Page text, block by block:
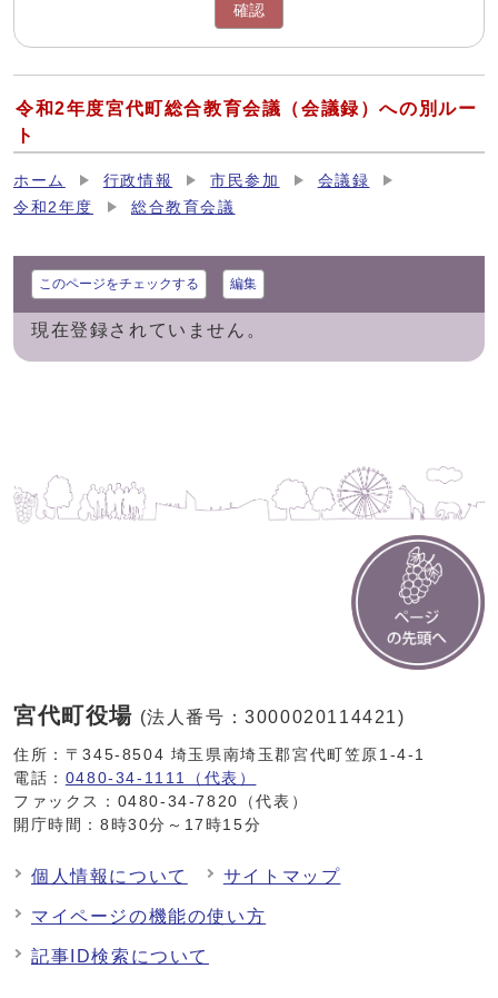
確認
令和2年度宮代町総合教育会議（会議録）への別ルー
ト
ホーム 行政情報 市民参加
会議録
令和2年度
総合教育会議
このページをチェックする 編集
現在登録されていません。
宮代町役場 (法人番号：3000020114421)
住所：〒345-8504 埼玉県南埼玉郡宮代町笠原1-4-1
電話： 0480-34-1111（代表）
ファックス：0480-34-7820（代表）
開庁時間：8時30分～17時15分
個人情報について サイトマップ
マイページの機能の使い方
記事ID検索について